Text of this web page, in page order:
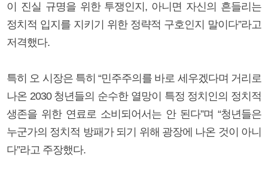
이 진실 규명을 위한 투쟁인지, 아니면 자신의 흔들리는
정치적 입지를 지키기 위한 정략적 구호인지 말이다”라고
저격했다.
특히 오 시장은 특히 “민주주의를 바로 세우겠다며 거리로
나온 2030 청년들의 순수한 열망이 특정 정치인의 정치적
생존을 위한 연료로 소비되어서는 안 된다”며 “청년들은
누군가의 정치적 방패가 되기 위해 광장에 나온 것이 아니
다”라고 주장했다.